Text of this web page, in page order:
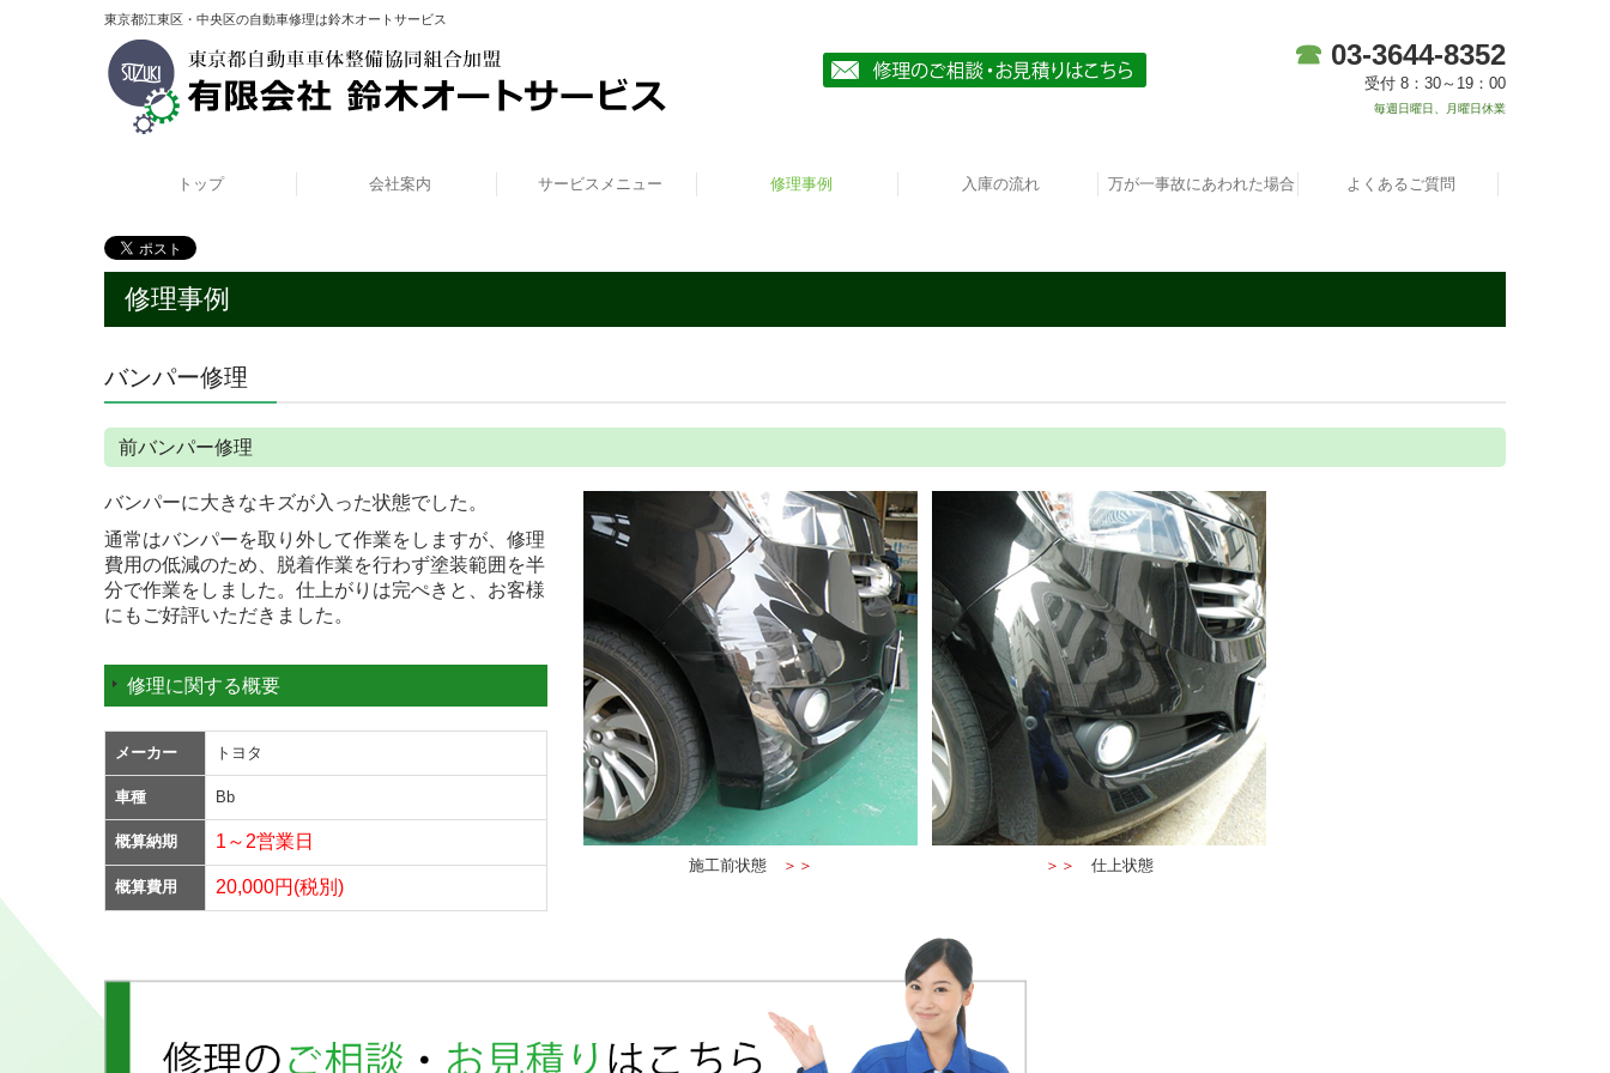
東京都江東区・中央区の自動車修理は鈴木オートサービス
☎ 03-3644-8352
受付 8：30～19：00
毎週日曜日、月曜日休業
トップ 会社案内 サービスメニュー 修理事例 入庫の流れ 万が一事故にあわれた場合 よくあるご質問
修理事例
バンパー修理
前バンパー修理
バンパーに大きなキズが入った状態でした。
通常はバンパーを取り外して作業をしますが、修理
費用の低減のため、脱着作業を行わず塗装範囲を半
分で作業をしました。仕上がりは完ぺきと、お客様
にもご好評いただきました。
修理に関する概要
メーカー トヨタ
車種 Bb
概算納期 1～2営業日
概算費用 20,000円(税別)
施工前状態 ＞＞ ＞＞ 仕上状態